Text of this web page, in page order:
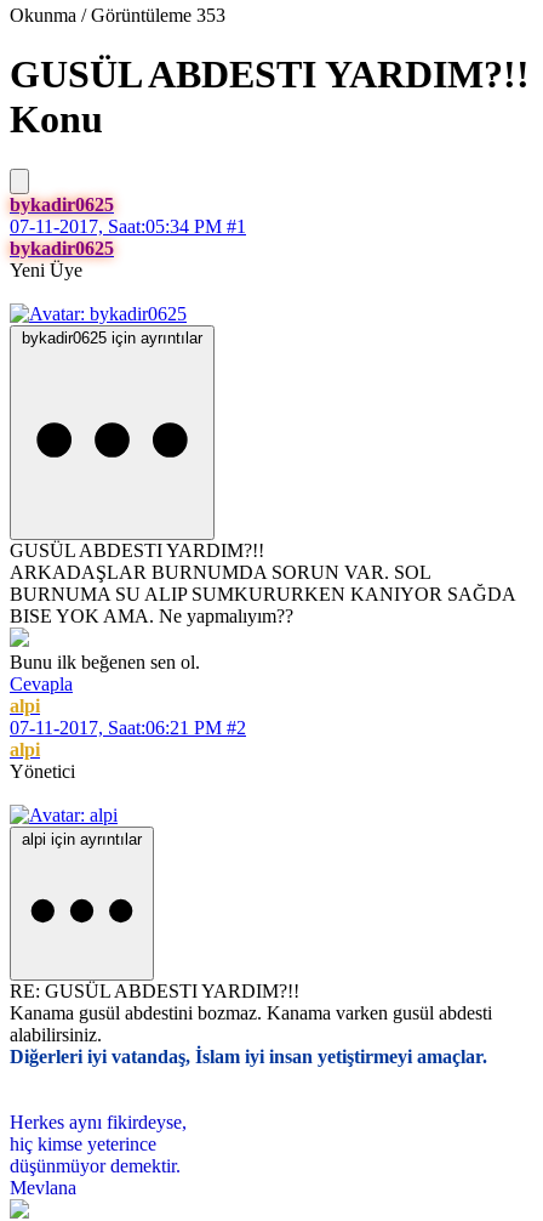
Okunma / Görüntüleme 353
GUSÜL ABDESTI YARDIM?!!
Konu
bykadir0625
07-11-2017, Saat:05:34 PM #1
bykadir0625
Yeni Üye
bykadir0625 için ayrıntılar
GUSÜL ABDESTI YARDIM?!!
ARKADAŞLAR BURNUMDA SORUN VAR. SOL
BURNUMA SU ALIP SUMKURURKEN KANIYOR SAĞDA
BISE YOK AMA. Ne yapmalıyım??
Bunu ilk beğenen sen ol.
Cevapla
alpi
07-11-2017, Saat:06:21 PM #2
alpi
Yönetici
alpi için ayrıntılar
RE: GUSÜL ABDESTI YARDIM?!!
Kanama gusül abdestini bozmaz. Kanama varken gusül abdesti
alabilirsiniz.
Diğerleri iyi vatandaş, İslam iyi insan yetiştirmeyi amaçlar.
Herkes aynı fikirdeyse,
hiç kimse yeterince
düşünmüyor demektir.
Mevlana